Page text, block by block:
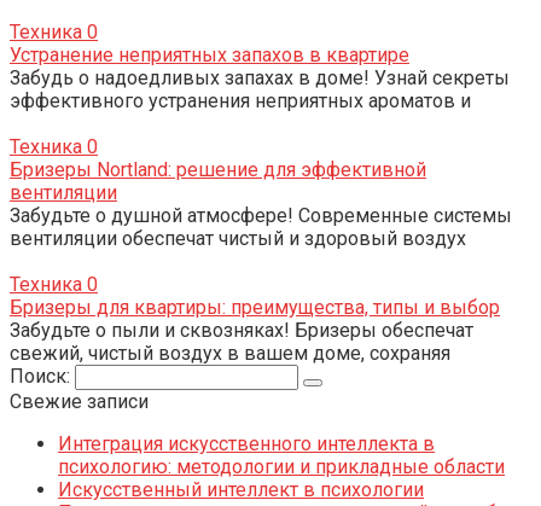
Техника 0
Устранение неприятных запахов в квартире
Забудь о надоедливых запахах в доме! Узнай секреты
эффективного устранения неприятных ароматов и
Техника 0
Бризеры Nortland: решение для эффективной
вентиляции
Забудьте о душной атмосфере! Современные системы
вентиляции обеспечат чистый и здоровый воздух
Техника 0
Бризеры для квартиры: преимущества, типы и выбор
Забудьте о пыли и сквозняках! Бризеры обеспечат
свежий, чистый воздух в вашем доме, сохраняя
Поиск:
Свежие записи
Интеграция искусственного интеллекта в
психологию: методологии и прикладные области
Искусственный интеллект в психологии